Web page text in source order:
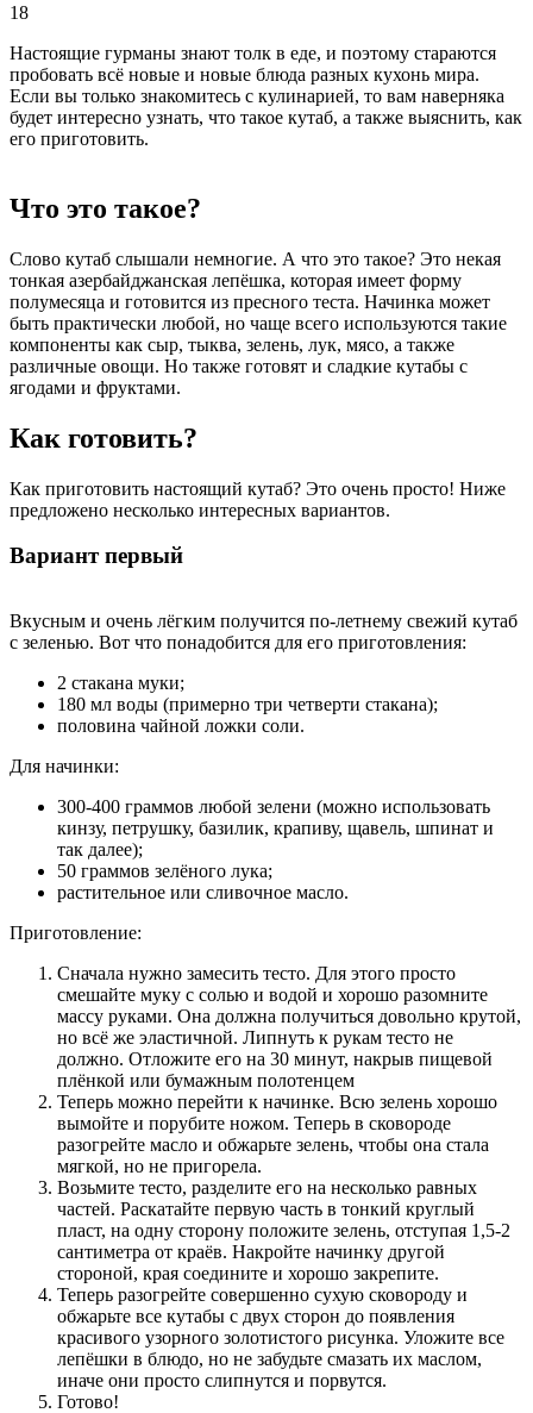
18
Настоящие гурманы знают толк в еде, и поэтому стараются
пробовать всё новые и новые блюда разных кухонь мира.
Если вы только знакомитесь с кулинарией, то вам наверняка
будет интересно узнать, что такое кутаб, а также выяснить, как
его приготовить.
Что это такое?
Слово кутаб слышали немногие. А что это такое? Это некая
тонкая азербайджанская лепёшка, которая имеет форму
полумесяца и готовится из пресного теста. Начинка может
быть практически любой, но чаще всего используются такие
компоненты как сыр, тыква, зелень, лук, мясо, а также
различные овощи. Но также готовят и сладкие кутабы с
ягодами и фруктами.
Как готовить?
Как приготовить настоящий кутаб? Это очень просто! Ниже
предложено несколько интересных вариантов.
Вариант первый
Вкусным и очень лёгким получится по-летнему свежий кутаб
с зеленью. Вот что понадобится для его приготовления:
2 стакана муки;
180 мл воды (примерно три четверти стакана);
половина чайной ложки соли.
Для начинки:
300-400 граммов любой зелени (можно использовать
кинзу, петрушку, базилик, крапиву, щавель, шпинат и
так далее);
50 граммов зелёного лука;
растительное или сливочное масло.
Приготовление:
Сначала нужно замесить тесто. Для этого просто
смешайте муку с солью и водой и хорошо разомните
массу руками. Она должна получиться довольно крутой,
но всё же эластичной. Липнуть к рукам тесто не
должно. Отложите его на 30 минут, накрыв пищевой
плёнкой или бумажным полотенцем
Теперь можно перейти к начинке. Всю зелень хорошо
вымойте и порубите ножом. Теперь в сковороде
разогрейте масло и обжарьте зелень, чтобы она стала
мягкой, но не пригорела.
Возьмите тесто, разделите его на несколько равных
частей. Раскатайте первую часть в тонкий круглый
пласт, на одну сторону положите зелень, отступая 1,5-2
сантиметра от краёв. Накройте начинку другой
стороной, края соедините и хорошо закрепите.
Теперь разогрейте совершенно сухую сковороду и
обжарьте все кутабы с двух сторон до появления
красивого узорного золотистого рисунка. Уложите все
лепёшки в блюдо, но не забудьте смазать их маслом,
иначе они просто слипнутся и порвутся.
Готово!